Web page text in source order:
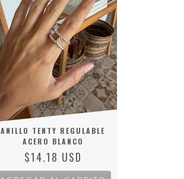
ANILLO TENTY REGULABLE
ACERO BLANCO
$14.18 USD